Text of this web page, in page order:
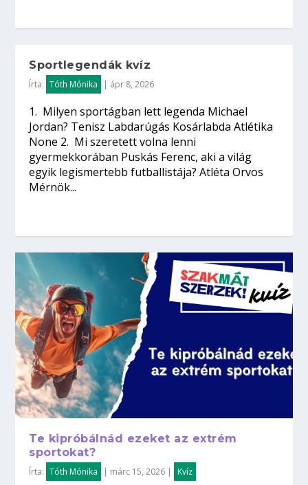
Sportlegendák kvíz
Írta: Tóth Mónika | ápr 8, 2026
1. Milyen sportágban lett legenda Michael
Jordan? Tenisz Labdarúgás Kosárlabda Atlétika
None 2. Mi szeretett volna lenni
gyermekkorában Puskás Ferenc, aki a világ
egyik legismertebb futballistája? Atléta Orvos
Mérnök...
Te kipróbálnád ezeket az extrém
sportokat?
Írta: Tóth Mónika | márc 15, 2026 | Kvíz